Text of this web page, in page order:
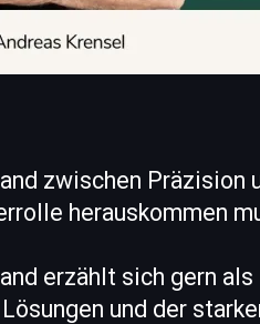
zwischen Präzision
herauskommen
erzählt sich gern
und der